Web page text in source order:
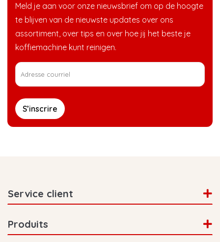
Meld je aan voor onze nieuwsbrief om op de hoogte
te blijven van de nieuwste updates over ons
assortiment, over tips en over hoe jij het beste je
koffiemachine kunt reinigen.
S’inscrire
Service client
Produits